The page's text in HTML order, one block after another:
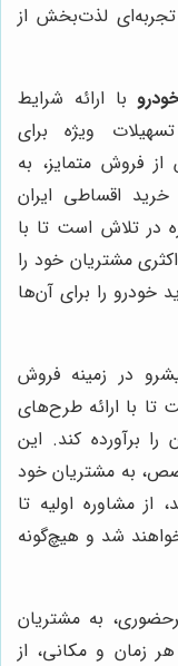
لذت‌بخش از
با ارائه شرایط
ویژه برای
فروش متمایز، به
اقساطی ایران
در تلاش است تا با
مشتریان خود را
خودرو را برای آن‌ها
در زمینه فروش
تا با ارائه طرح‌های
برآورده کند. این
به مشتریان خود
مشاوره اولیه تا
شد و هیچ‌گونه
به مشتریان
زمان و مکانی، از